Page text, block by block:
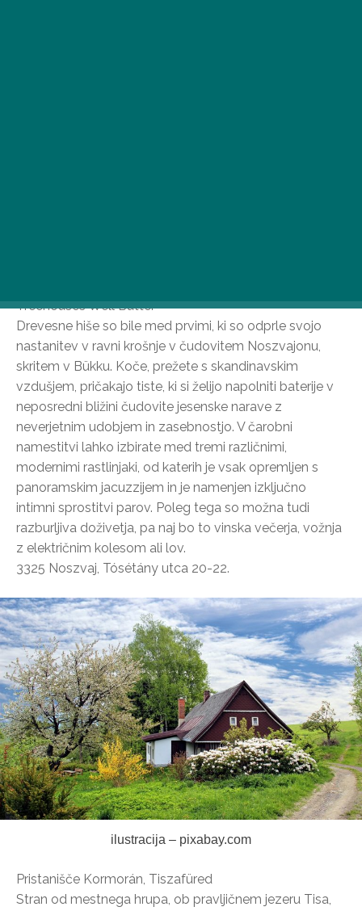
Treehouses Well Butter
Drevesne hiše so bile med prvimi, ki so odprle svojo
nastanitev v ravni krošnje v čudovitem Noszvajonu,
skritem v Bükku. Koče, prežete s skandinavskim
vzdušjem, pričakajo tiste, ki si želijo napolniti baterije v
neposredni bližini čudovite jesenske narave z
neverjetnim udobjem in zasebnostjo. V čarobni
namestitvi lahko izbirate med tremi različnimi,
modernimi rastlinjaki, od katerih je vsak opremljen s
panoramskim jacuzzijem in je namenjen izključno
intimni sprostitvi parov. Poleg tega so možna tudi
razburljiva doživetja, pa naj bo to vinska večerja, vožnja
z električnim kolesom ali lov.
3325 Noszvaj, Tósétány utca 20-22.
ilustracija – pixabay.com
Pristanišče Kormorán, Tiszafüred
Stran od mestnega hrupa, ob pravljičnem jezeru Tisa,